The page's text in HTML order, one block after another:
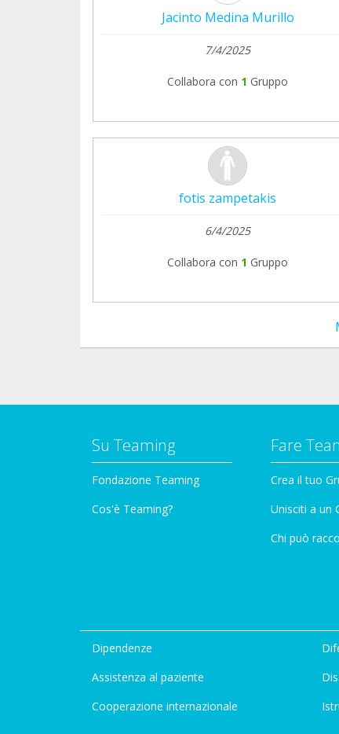
Jacinto Medina Murillo
7/4/2025
Collabora con 1 Gruppo
fotis zampetakis
6/4/2025
Collabora con 1 Gruppo
Su Teaming
Fondazione Teaming
Cos'è Teaming?
Fare
Crea il tuo
Unisciti a un
Chi può
Dipendenze
Assistenza al paziente
Cooperazione internazionale